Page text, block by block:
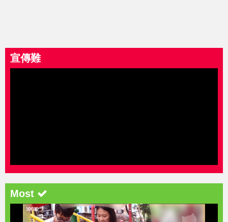
宣傳難
Most